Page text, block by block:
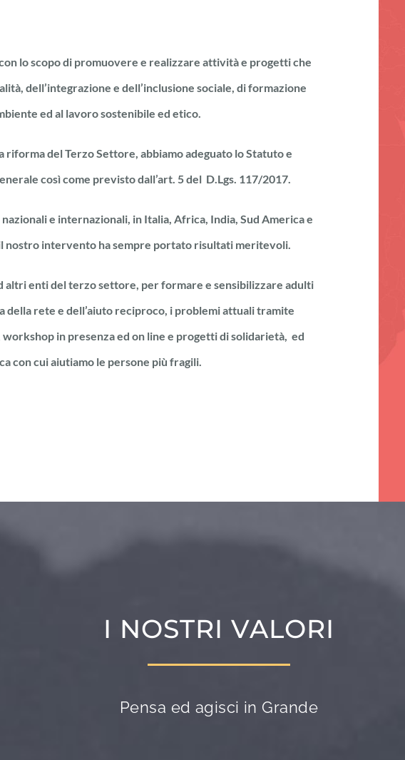
lo scopo di promuovere e realizzare attività e progetti che
dell’integrazione e dell’inclusione sociale, di formazione
ed al lavoro sostenibile ed etico.
riforma del Terzo Settore, abbiamo adeguato lo Statuto e
così come previsto dall’art. 5 del D.Lgs. 117/2017.
e internazionali, in Italia, Africa, India, Sud America e
nostro intervento ha sempre portato risultati meritevoli.
altri enti del terzo settore, per formare e sensibilizzare adulti
della rete e dell’aiuto reciproco, i problemi attuali tramite
in presenza ed on line e progetti di solidarietà, ed
con cui aiutiamo le persone più fragili.
I NOSTRI VALORI
Pensa ed agisci in Grande